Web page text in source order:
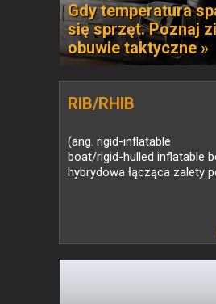
Gdy temperatura
się sprzęt. Poznaj
obuwie taktyczne »
RIB/RHIB
(ang. rigid-inflatable
boat/rigid-hulled inflatable
hybrydowa łącząca zalety